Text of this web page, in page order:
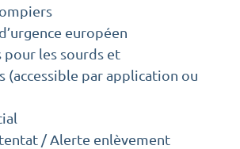
européen
pour les sourds et
(accessible par application ou
/ Alerte enlèvement